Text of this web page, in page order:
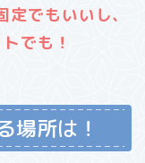
でもいいし、
でも！
場所は！